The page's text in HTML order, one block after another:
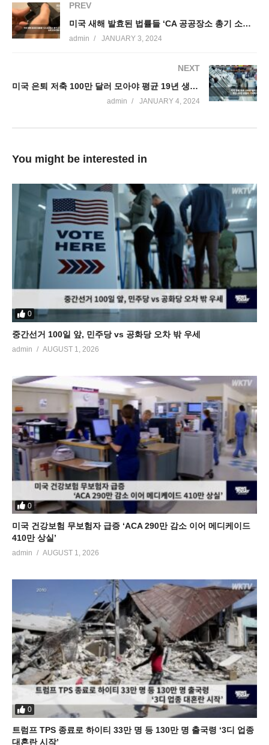
PREV
미국 새해 발효된 법률들 ‘CA 공공장소 총기 소지 금지, 뉴욕 전과기록 삭제 등’
admin JANUARY 3, 2024
NEXT
미국 은퇴 저축 100만 달러 모아야 평균 19년 생활비 커버해 버틴다
admin JANUARY 4, 2024
You might be interested in
0
중간선거 100일 앞, 민주당 vs 공화당 오차 밖 우세
admin AUGUST 1, 2026
0
미국 건강보험 무보험자 급증 ‘ACA 290만 감소 이어 메디케이드
410만 상실’
admin AUGUST 1, 2026
0
트럼프 TPS 종료로 하이티 33만 명 등 130만 명 출국령 ‘3디 업종
대혼란 시작’